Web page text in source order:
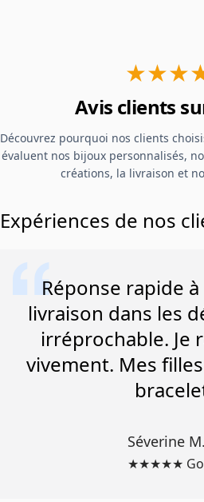
Avis clients
Découvrez pourquoi nos clients
évaluent nos bijoux personnalisés,
créations, la livraison et
Expériences de nos
Réponse rapide
livraison dans les
irréprochable. Je
vivement. Mes
Séverine M.
★★★★★